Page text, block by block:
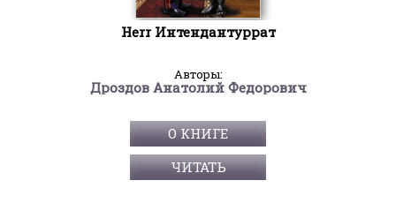
Herr Интендантуррат
Авторы:
Дроздов Анатолий Федорович
О КНИГЕ
ЧИТАТЬ